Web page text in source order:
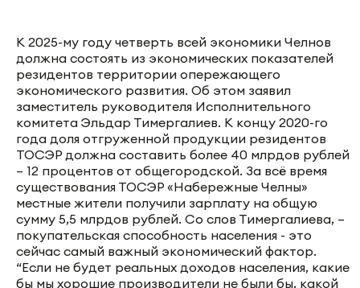
К 2025-му году четверть всей экономики Челнов
должна состоять из экономических показателей
резидентов территории опережающего
экономического развития. Об этом заявил
заместитель руководителя Исполнительного
комитета Эльдар Тимергалиев. К концу 2020-го
года доля отгруженной продукции резидентов
ТОСЭР должна составить более 40 млрдов рублей
– 12 процентов от общегородской. За всё время
существования ТОСЭР «Набережные Челны»
местные жители получили зарплату на общую
сумму 5,5 млрдов рублей. Со слов Тимергалиева, –
покупательская способность населения - это
сейчас самый важный экономический фактор.
“Если не будет реальных доходов населения, какие
бы мы хорошие производители не были бы, какой